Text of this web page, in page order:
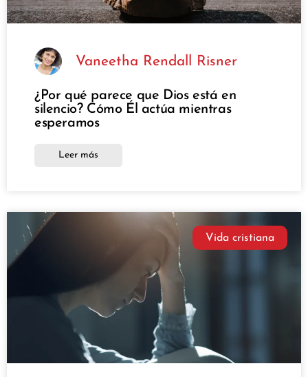
Vaneetha Rendall Risner
¿Por qué parece que Dios está en
silencio? Cómo Él actúa mientras
esperamos
Leer más
Vida cristiana